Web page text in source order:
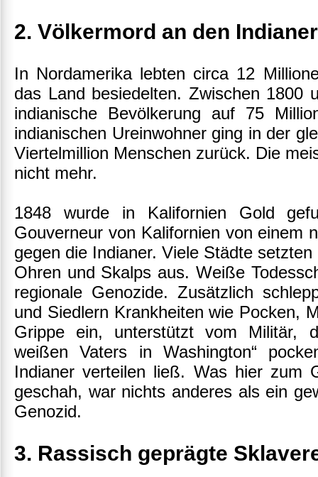
2. Völkermord an den
In Nordamerika lebten circa 12
das Land besiedelten. Zwischen 1800
indianische Bevölkerung auf 75
indianischen Ureinwohner ging in der
Viertelmillion Menschen zurück. Die
nicht mehr.
1848 wurde in Kalifornien Gold
Gouverneur von Kalifornien von einem
gegen die Indianer. Viele Städte
Ohren und Skalps aus. Weiße
regionale Genozide. Zusätzlich
und Siedlern Krankheiten wie Pocken,
Grippe ein, unterstützt vom Militär,
weißen Vaters in Washington“
Indianer verteilen ließ. Was hier zum
geschah, war nichts anderes als ein
Genozid.
3. Rassisch geprägte